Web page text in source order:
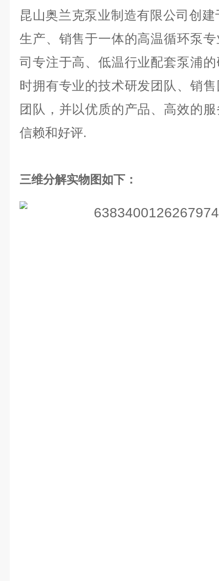
昆山奥兰克泵业制造有限公司创
生产、销售于一体的高温循环泵
司专注于高、低温行业配套泵浦
时拥有专业的技术研发团队、销
团队，并以优质的产品、高效的
信赖和好评.
三维分解实物图如下：